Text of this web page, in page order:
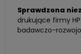
Sprawdzona
drukujące firmy
badawczo-